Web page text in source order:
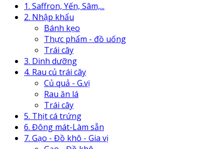
1. Saffron, Yến, Sâm,...
2. Nhập khẩu
Bánh kẹo
Thực phẩm - đồ uống
Trái cây
3. Dinh dưỡng
4. Rau củ trái cây
Củ quả - G.vị
Rau ăn lá
Trái cây
5. Thịt cá trứng
6. Đông mát-Làm sẵn
7. Gạo - Đồ khô - Gia vị